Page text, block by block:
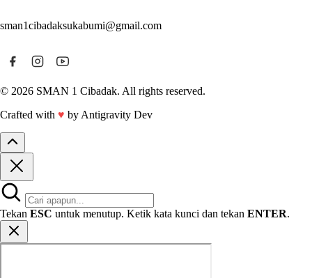
sman1cibadaksukabumi@gmail.com
© 2026 SMAN 1 Cibadak. All rights reserved.
Crafted with ♥ by Antigravity Dev
Tekan ESC untuk menutup. Ketik kata kunci dan tekan ENTER.